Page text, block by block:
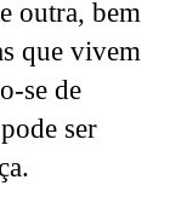
outra, bem
que vivem
se de
ser